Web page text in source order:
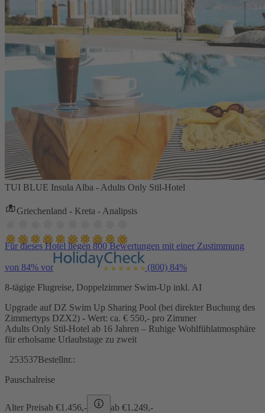
TUI BLUE Insula Alba - Adults Only Stil-Hotel
Griechenland - Kreta - Analipsis
Für dieses Hotel liegen 800 Bewertungen mit einer Zustimmung
von 84% vor (800) 84%
8-tägige Flugreise, Doppelzimmer Swim-Up inkl. AI
Upgrade auf DZ Swim Up Sharing Pool (bei direkter Buchung des
Zimmertyps DZX2) - Wert: ca. € 550,- pro Zimmer
Adults Only Stil-Hotel ab 16 Jahren – Ruhige Wohlfühlatmosphäre
für erholsame Urlaubstage zu zweit
253537Bestellnr.:
Pauschalreise
Alter Preisab €1.456,- ab €1.249,-